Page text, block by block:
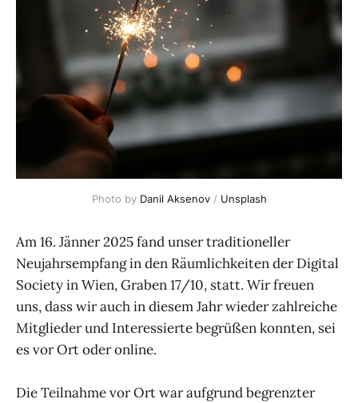
Photo by Danil Aksenov / Unsplash
Am 16. Jänner 2025 fand unser traditioneller
Neujahrsempfang in den Räumlichkeiten der Digital
Society in Wien, Graben 17/10, statt. Wir freuen
uns, dass wir auch in diesem Jahr wieder zahlreiche
Mitglieder und Interessierte begrüßen konnten, sei
es vor Ort oder online.
Die Teilnahme vor Ort war aufgrund begrenzter